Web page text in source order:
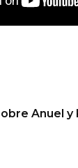
Anuel y